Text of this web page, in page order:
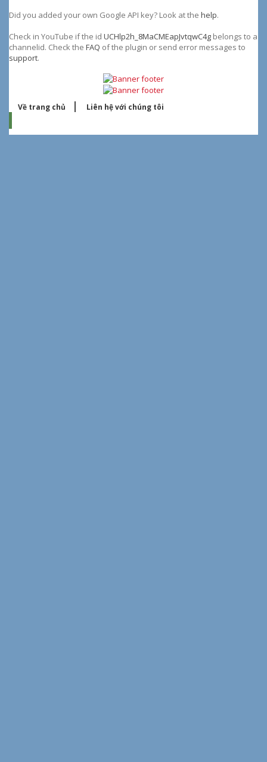
Did you added your own Google API key? Look at the help.
Check in YouTube if the id UCHlp2h_8MaCMEapJvtqwC4g belongs to a
channelid. Check the FAQ of the plugin or send error messages to
support.
Về trang chủ Liên hệ với chúng tôi